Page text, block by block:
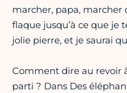
marcher, papa, marcher
flaque jusqu’à ce que je
jolie pierre, et je saurai
Comment dire au revoir
parti ? Dans Des